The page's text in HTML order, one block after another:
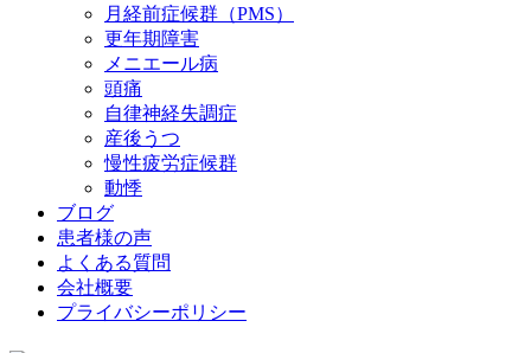
月経前症候群（PMS）
更年期障害
メニエール病
頭痛
自律神経失調症
産後うつ
慢性疲労症候群
動悸
ブログ
患者様の声
よくある質問
会社概要
プライバシーポリシー